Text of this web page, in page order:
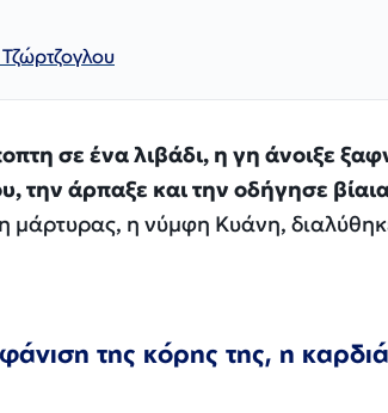
σε ένα λιβάδι, η γη άνοιξε
την άρπαξε και την οδήγησε
μάρτυρας, η νύμφη Κυάνη,
της κόρης της, η